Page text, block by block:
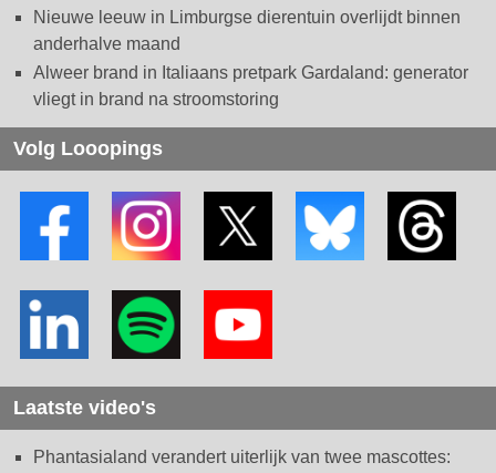
Nieuwe leeuw in Limburgse dierentuin overlijdt binnen
anderhalve maand
Alweer brand in Italiaans pretpark Gardaland: generator
vliegt in brand na stroomstoring
Volg Looopings
Laatste video's
Phantasialand verandert uiterlijk van twee mascottes: